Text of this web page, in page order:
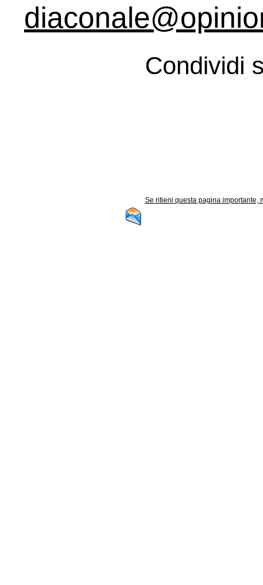
Condividi
Se ritieni questa pagina importante,